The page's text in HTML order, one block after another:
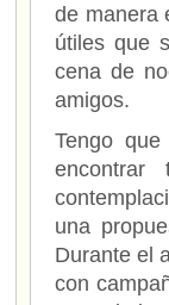
de manera
útiles que
cena de
amigos.
Tengo
una
Durante el
con